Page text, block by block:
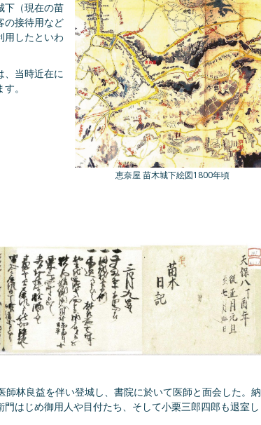
恵奈屋 苗木城下絵図1800年頃
下（現在の苗
の接待用など
用したといわ
、当時近在に
。
林良益を伴い登城し、書院に於いて医師と面会した。納
はじめ御用人や目付たち、そして小栗三郎四郎も退室し